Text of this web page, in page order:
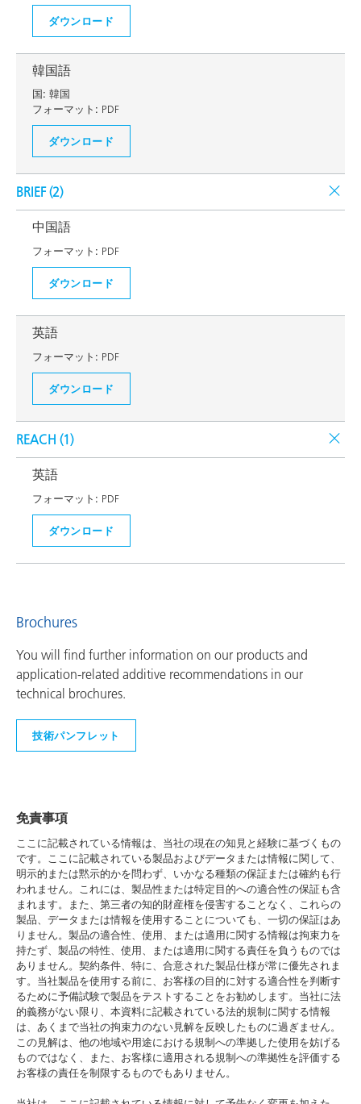
ダウンロード
韓国語
国: 韓国
フォーマット: PDF
ダウンロード
BRIEF (2)
中国語
フォーマット: PDF
ダウンロード
英語
フォーマット: PDF
ダウンロード
REACH (1)
英語
フォーマット: PDF
ダウンロード
Brochures
You will find further information on our products and
application-related additive recommendations in our
technical brochures.
技術パンフレット
免責事項
ここに記載されている情報は、当社の現在の知見と経験に基づくもの
です。ここに記載されている製品およびデータまたは情報に関して、
明示的または黙示的かを問わず、いかなる種類の保証または確約も行
われません。これには、製品性または特定目的への適合性の保証も含
まれます。また、第三者の知的財産権を侵害することなく、これらの
製品、データまたは情報を使用することについても、一切の保証はあ
りません。製品の適合性、使用、または適用に関する情報は拘束力を
持たず、製品の特性、使用、または適用に関する責任を負うものでは
ありません。契約条件、特に、合意された製品仕様が常に優先されま
す。当社製品を使用する前に、お客様の目的に対する適合性を判断す
るために予備試験で製品をテストすることをお勧めします。当社に法
的義務がない限り、本資料に記載されている法的規制に関する情報
は、あくまで当社の拘束力のない見解を反映したものに過ぎません。
この見解は、他の地域や用途における規制への準拠した使用を妨げる
ものではなく、また、お客様に適用される規制への準拠性を評価する
お客様の責任を制限するものでもありません。